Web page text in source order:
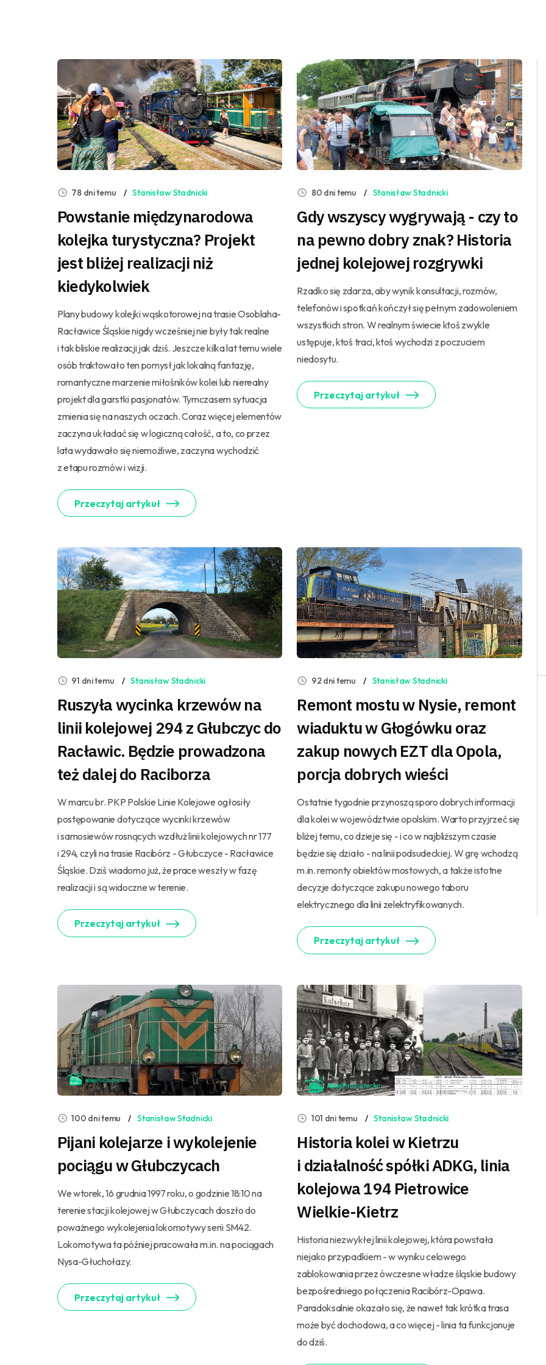
78 dni temu Stanisław Stadnicki
Powstanie międzynarodowa
kolejka turystyczna? Projekt
jest bliżej realizacji niż
kiedykolwiek
Plany budowy kolejki wąskotorowej na trasie Osoblaha-
Racławice Śląskie nigdy wcześniej nie były tak realne
i tak bliskie realizacji jak dziś. Jeszcze kilka lat temu wiele
osób traktowało ten pomysł jak lokalną fantazję,
romantyczne marzenie miłośników kolei lub nierealny
projekt dla garstki pasjonatów. Tymczasem sytuacja
zmienia się na naszych oczach. Coraz więcej elementów
zaczyna układać się w logiczną całość, a to, co przez
lata wydawało się niemożliwe, zaczyna wychodzić
z etapu rozmów i wizji.
Przeczytaj artykuł
80 dni temu Stanisław Stadnicki
Gdy wszyscy wygrywają - czy to
na pewno dobry znak? Historia
jednej kolejowej rozgrywki
Rzadko się zdarza, aby wynik konsultacji, rozmów,
telefonów i spotkań kończył się pełnym zadowoleniem
wszystkich stron. W realnym świecie ktoś zwykle
ustępuje, ktoś traci, ktoś wychodzi z poczuciem
niedosytu.
Przeczytaj artykuł
91 dni temu Stanisław Stadnicki
Ruszyła wycinka krzewów na
linii kolejowej 294 z Głubczyc do
Racławic. Będzie prowadzona
też dalej do Raciborza
W marcu br. PKP Polskie Linie Kolejowe ogłosiły
postępowanie dotyczące wycinki krzewów
i samosiewów rosnących wzdłuż linii kolejowych nr 177
i 294, czyli na trasie Racibórz - Głubczyce - Racławice
Śląskie. Dziś wiadomo już, że prace weszły w fazę
realizacji i są widoczne w terenie.
Przeczytaj artykuł
92 dni temu Stanisław Stadnicki
Remont mostu w Nysie, remont
wiaduktu w Głogówku oraz
zakup nowych EZT dla Opola,
porcja dobrych wieści
Ostatnie tygodnie przynoszą sporo dobrych informacji
dla kolei w województwie opolskim. Warto przyjrzeć się
bliżej temu, co dzieje się - i co w najbliższym czasie
będzie się działo - na linii podsudeckiej. W grę wchodzą
m.in. remonty obiektów mostowych, a także istotne
decyzje dotyczące zakupu nowego taboru
elektrycznego dla linii zelektryfikowanych.
Przeczytaj artykuł
100 dni temu Stanisław Stadnicki
Pijani kolejarze i wykolejenie
pociągu w Głubczycach
We wtorek, 16 grudnia 1997 roku, o godzinie 18:10 na
terenie stacji kolejowej w Głubczycach doszło do
poważnego wykolejenia lokomotywy serii SM42.
Lokomotywa ta później pracowała m.in. na pociągach
Nysa-Głuchołazy.
Przeczytaj artykuł
101 dni temu Stanisław Stadnicki
Historia kolei w Kietrzu
i działalność spółki ADKG, linia
kolejowa 194 Pietrowice
Wielkie-Kietrz
Historia niezwykłej linii kolejowej, która powstała
niejako przypadkiem - w wyniku celowego
zablokowania przez ówczesne władze śląskie budowy
bezpośredniego połączenia Racibórz-Opawa.
Paradoksalnie okazało się, że nawet tak krótka trasa
może być dochodowa, a co więcej - linia ta funkcjonuje
do dziś.